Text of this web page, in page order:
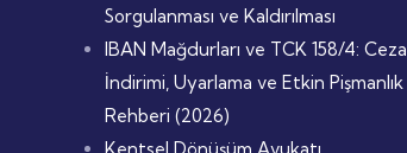
Sorgulanması ve Kaldırılması
IBAN Mağdurları ve TCK 158/4: Ceza
İndirimi, Uyarlama ve Etkin Pişmanlık
Rehberi (2026)